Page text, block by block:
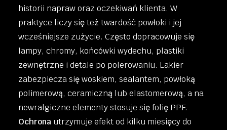
historii napraw oraz oczekiwań klienta. W
praktyce liczy się też twardość powłoki i jej
wcześniejsze zużycie. Często dopracowuje się
lampy, chromy, końcówki wydechu, plastiki
zewnętrzne i detale po polerowaniu. Lakier
zabezpiecza się woskiem, sealantem, powłoką
polimerową, ceramiczną lub elastomerową, a na
newralgiczne elementy stosuje się folię PPF.
Ochrona utrzymuje efekt od kilku miesięcy do